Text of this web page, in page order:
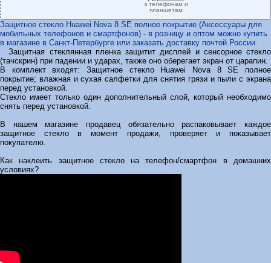
к телефонам и
планшетам
Защитное стекло Huawei Nova 8 SE полное покрытие (Аксессуары для
мобильных телефонов и смартфонов) - в розницу и оптом можно купить
в магазине в Санкт-Петербурге или заказать доставку почтой России.
Защитная стеклянная пленка защитит дисплей и сенсорное стекло
(тачскрин) при падении и ударах, также оно оберегает экран от царапин.
В комплект входят: Защитное стекло Huawei Nova 8 SE полное
покрытие; влажная и сухая салфетки для снятия грязи и пыли с экрана
перед установкой.
Стекло имеет только один дополнительный слой, который необходимо
снять перед установкой.
В нашем магазине продавец обязательно распаковывает каждое
защитное стекло в момент продажи, проверяет и показывает
покупателю.
Как наклеить защитное стекло на телефон/смартфон в домашних
условиях?